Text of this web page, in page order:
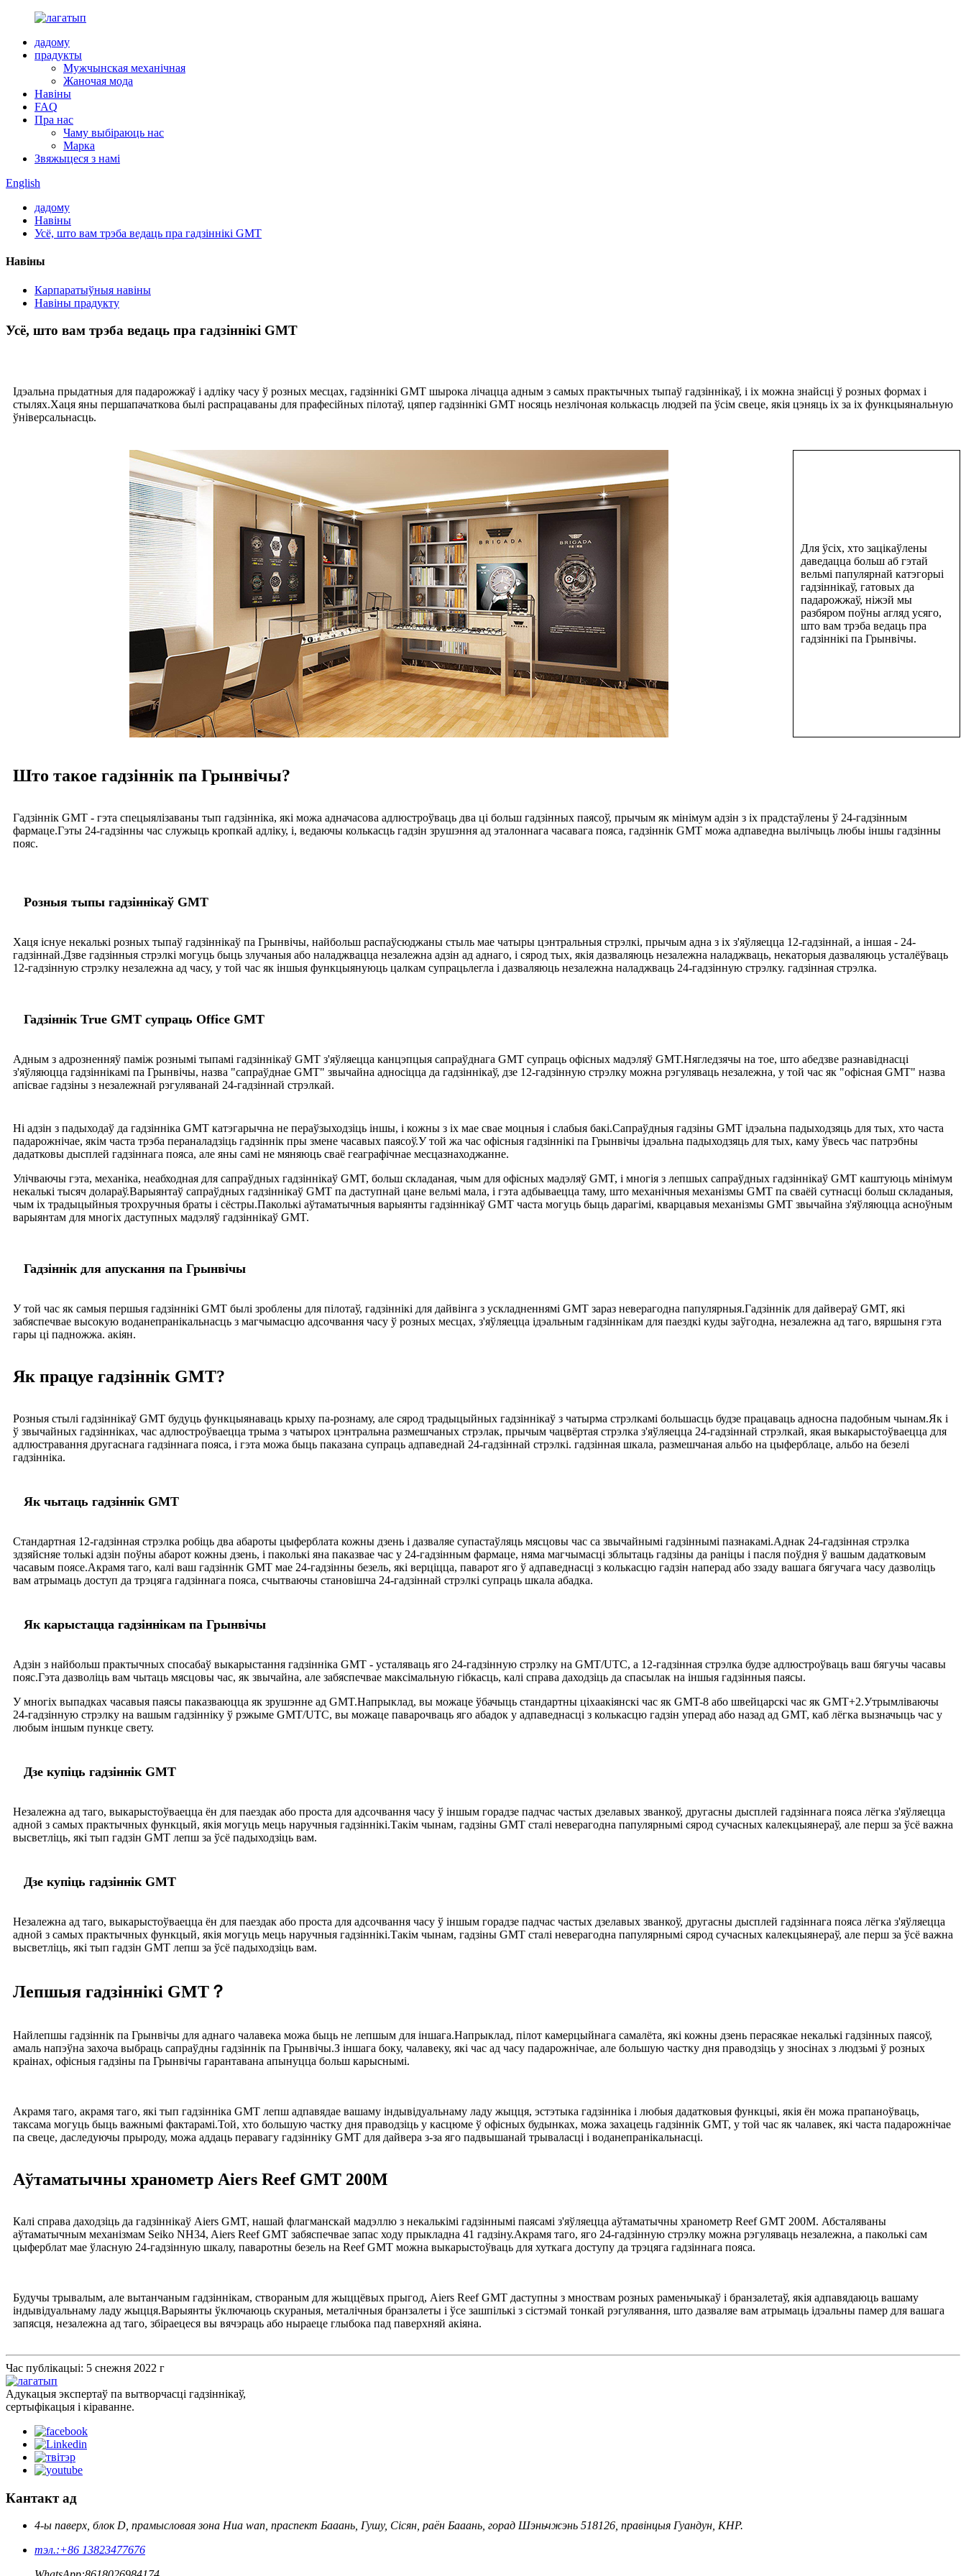
дадому
прадукты
Мужчынская механічная
Жаночая мода
Навіны
FAQ
Пра нас
Чаму выбіраюць нас
Марка
Звяжыцеся з намі
English
дадому
Навіны
Усё, што вам трэба ведаць пра гадзіннікі GMT
Навіны
Карпаратыўныя навіны
Навіны прадукту
Усё, што вам трэба ведаць пра гадзіннікі GMT
Ідэальна прыдатныя для падарожжаў і адліку часу ў розных месцах, гадзіннікі GMT шырока лічацца адным з самых практычных тыпаў гадзіннікаў, і іх можна знайсці ў розных формах і
стылях.Хаця яны першапачаткова былі распрацаваны для прафесійных пілотаў, цяпер гадзіннікі GMT носяць незлічоная колькасць людзей па ўсім свеце, якія цэняць іх за іх функцыянальную
ўніверсальнасць.
Для ўсіх, хто зацікаўлены
даведацца больш аб гэтай
вельмі папулярнай катэгорыі
гадзіннікаў, гатовых да
падарожжаў, ніжэй мы
разбяром поўны агляд усяго,
што вам трэба ведаць пра
гадзіннікі па Грынвічы.
Што такое гадзіннік па Грынвічы?
Гадзіннік GMT - гэта спецыялізаваны тып гадзінніка, які можа адначасова адлюстроўваць два ці больш гадзінных паясоў, прычым як мінімум адзін з іх прадстаўлены ў 24-гадзінным
фармаце.Гэты 24-гадзінны час служыць кропкай адліку, і, ведаючы колькасць гадзін зрушэння ад эталоннага часавага пояса, гадзіннік GMT можа адпаведна вылічыць любы іншы гадзінны
пояс.
Розныя тыпы гадзіннікаў GMT
Хаця існуе некалькі розных тыпаў гадзіннікаў па Грынвічы, найбольш распаўсюджаны стыль мае чатыры цэнтральныя стрэлкі, прычым адна з іх з'яўляецца 12-гадзіннай, а іншая - 24-
гадзіннай.Дзве гадзінныя стрэлкі могуць быць злучаныя або наладжвацца незалежна адзін ад аднаго, і сярод тых, якія дазваляюць незалежна наладжваць, некаторыя дазваляюць усталёўваць
12-гадзінную стрэлку незалежна ад часу, у той час як іншыя функцыянуюць цалкам супрацьлегла і дазваляюць незалежна наладжваць 24-гадзінную стрэлку. гадзінная стрэлка.
Гадзіннік True GMT супраць Office GMT
Адным з адрозненняў паміж рознымі тыпамі гадзіннікаў GMT з'яўляецца канцэпцыя сапраўднага GMT супраць офісных мадэляў GMT.Нягледзячы на ​​тое, што абедзве разнавіднасці
з'яўляюцца гадзіннікамі па Грынвічы, назва "сапраўднае GMT" звычайна адносіцца да гадзіннікаў, дзе 12-гадзінную стрэлку можна рэгуляваць незалежна, у той час як "офісная GMT" назва
апісвае гадзіны з незалежнай рэгуляванай 24-гадзіннай стрэлкай.
Ні адзін з падыходаў да гадзінніка GMT катэгарычна не пераўзыходзіць іншы, і кожны з іх мае свае моцныя і слабыя бакі.Сапраўдныя гадзіны GMT ідэальна падыходзяць для тых, хто часта
падарожнічае, якім часта трэба пераналадзіць гадзіннік пры змене часавых паясоў.У той жа час офісныя гадзіннікі па Грынвічы ідэальна падыходзяць для тых, каму ўвесь час патрэбны
дадатковы дысплей гадзіннага пояса, але яны самі не мяняюць сваё геаграфічнае месцазнаходжанне.
Улічваючы гэта, механіка, неабходная для сапраўдных гадзіннікаў GMT, больш складаная, чым для офісных мадэляў GMT, і многія з лепшых сапраўдных гадзіннікаў GMT каштуюць мінімум
некалькі тысяч долараў.Варыянтаў сапраўдных гадзіннікаў GMT па даступнай цане вельмі мала, і гэта адбываецца таму, што механічныя механізмы GMT па сваёй сутнасці больш складаныя,
чым іх традыцыйныя трохручныя браты і сёстры.Паколькі аўтаматычныя варыянты гадзіннікаў GMT часта могуць быць дарагімі, кварцавыя механізмы GMT звычайна з'яўляюцца асноўным
варыянтам для многіх даступных мадэляў гадзіннікаў GMT.
Гадзіннік для апускання па Грынвічы
У той час як самыя першыя гадзіннікі GMT былі зроблены для пілотаў, гадзіннікі для дайвінга з ускладненнямі GMT зараз неверагодна папулярныя.Гадзіннік для дайвераў GMT, які
забяспечвае высокую воданепранікальнасць з магчымасцю адсочвання часу ў розных месцах, з'яўляецца ідэальным гадзіннікам для паездкі куды заўгодна, незалежна ад таго, вяршыня гэта
гары ці падножжа. акіян.
Як працуе гадзіннік GMT?
Розныя стылі гадзіннікаў GMT будуць функцыянаваць крыху па-рознаму, але сярод традыцыйных гадзіннікаў з чатырма стрэлкамі большасць будзе працаваць адносна падобным чынам.Як і
ў звычайных гадзінніках, час адлюстроўваецца трыма з чатырох цэнтральна размешчаных стрэлак, прычым чацвёртая стрэлка з'яўляецца 24-гадзіннай стрэлкай, якая выкарыстоўваецца для
адлюстравання другаснага гадзіннага пояса, і гэта можа быць паказана супраць адпаведнай 24-гадзіннай стрэлкі. гадзінная шкала, размешчаная альбо на цыферблаце, альбо на безелі
гадзінніка.
Як чытаць гадзіннік GMT
Стандартная 12-гадзінная стрэлка робіць два абароты цыферблата кожны дзень і дазваляе супастаўляць мясцовы час са звычайнымі гадзіннымі пазнакамі.Аднак 24-гадзінная стрэлка
здзяйсняе толькі адзін поўны абарот кожны дзень, і паколькі яна паказвае час у 24-гадзінным фармаце, няма магчымасці зблытаць гадзіны да раніцы і пасля поўдня ў вашым дадатковым
часавым поясе.Акрамя таго, калі ваш гадзіннік GMT мае 24-гадзінны безель, які верціцца, паварот яго ў адпаведнасці з колькасцю гадзін наперад або ззаду вашага бягучага часу дазволіць
вам атрымаць доступ да трэцяга гадзіннага пояса, счытваючы становішча 24-гадзіннай стрэлкі супраць шкала абадка.
Як карыстацца гадзіннікам па Грынвічы
Адзін з найбольш практычных спосабаў выкарыстання гадзінніка GMT - усталяваць яго 24-гадзінную стрэлку на GMT/UTC, а 12-гадзінная стрэлка будзе адлюстроўваць ваш бягучы часавы
пояс.Гэта дазволіць вам чытаць мясцовы час, як звычайна, але забяспечвае максімальную гібкасць, калі справа даходзіць да спасылак на іншыя гадзінныя паясы.
У многіх выпадках часавыя паясы паказваюцца як зрушэнне ад GMT.Напрыклад, вы можаце ўбачыць стандартны ціхаакіянскі час як GMT-8 або швейцарскі час як GMT+2.Утрымліваючы
24-гадзінную стрэлку на вашым гадзінніку ў рэжыме GMT/UTC, вы можаце паварочваць яго абадок у адпаведнасці з колькасцю гадзін уперад або назад ад GMT, каб лёгка вызначыць час у
любым іншым пункце свету.
Дзе купіць гадзіннік GMT
Незалежна ад таго, выкарыстоўваецца ён для паездак або проста для адсочвання часу ў іншым горадзе падчас частых дзелавых званкоў, другасны дысплей гадзіннага пояса лёгка з'яўляецца
адной з самых практычных функцый, якія могуць мець наручныя гадзіннікі.Такім чынам, гадзіны GMT сталі неверагодна папулярнымі сярод сучасных калекцыянераў, але перш за ўсё важна
высветліць, які тып гадзін GMT лепш за ўсё падыходзіць вам.
Дзе купіць гадзіннік GMT
Незалежна ад таго, выкарыстоўваецца ён для паездак або проста для адсочвання часу ў іншым горадзе падчас частых дзелавых званкоў, другасны дысплей гадзіннага пояса лёгка з'яўляецца
адной з самых практычных функцый, якія могуць мець наручныя гадзіннікі.Такім чынам, гадзіны GMT сталі неверагодна папулярнымі сярод сучасных калекцыянераў, але перш за ўсё важна
высветліць, які тып гадзін GMT лепш за ўсё падыходзіць вам.
Лепшыя гадзіннікі GMT？
Найлепшы гадзіннік па Грынвічы для аднаго чалавека можа быць не лепшым для іншага.Напрыклад, пілот камерцыйнага самалёта, які кожны дзень перасякае некалькі гадзінных паясоў,
амаль напэўна захоча выбраць сапраўдны гадзіннік па Грынвічы.З іншага боку, чалавеку, які час ад часу падарожнічае, але большую частку дня праводзіць у зносінах з людзьмі ў розных
краінах, офісныя гадзіны па Грынвічы гарантавана апынуцца больш карыснымі.
Акрамя таго, акрамя таго, які тып гадзінніка GMT лепш адпавядае вашаму індывідуальнаму ладу жыцця, эстэтыка гадзінніка і любыя дадатковыя функцыі, якія ён можа прапаноўваць,
таксама могуць быць важнымі фактарамі.Той, хто большую частку дня праводзіць у касцюме ў офісных будынках, можа захацець гадзіннік GMT, у той час як чалавек, які часта падарожнічае
па свеце, даследуючы прыроду, можа аддаць перавагу гадзінніку GMT для дайвера з-за яго падвышанай трываласці і воданепранікальнасці.
Аўтаматычны хранометр Aiers Reef GMT 200M
Калі справа даходзіць да гадзіннікаў Aiers GMT, нашай флагманскай мадэллю з некалькімі гадзіннымі паясамі з'яўляецца аўтаматычны хранометр Reef GMT 200M. Абсталяваны
аўтаматычным механізмам Seiko NH34, Aiers Reef GMT забяспечвае запас ходу прыкладна 41 гадзіну.Акрамя таго, яго 24-гадзінную стрэлку можна рэгуляваць незалежна, а паколькі сам
цыферблат мае ўласную 24-гадзінную шкалу, паваротны безель на Reef GMT можна выкарыстоўваць для хуткага доступу да трэцяга гадзіннага пояса.
Будучы трывалым, але вытанчаным гадзіннікам, створаным для жыццёвых прыгод, Aiers Reef GMT даступны з мноствам розных раменьчыкаў і бранзалетаў, якія адпавядаюць вашаму
індывідуальнаму ладу жыцця.Варыянты ўключаюць скураныя, металічныя бранзалеты і ўсе зашпількі з сістэмай тонкай рэгулявання, што дазваляе вам атрымаць ідэальны памер для вашага
запясця, незалежна ад таго, збіраецеся вы вячэраць або ныраеце глыбока пад паверхняй акіяна.
Час публікацыі: 5 снежня 2022 г
Адукацыя экспертаў па вытворчасці гадзіннікаў,
сертыфікацыя і кіраванне.
Кантакт ад
4-ы паверх, блок D, прамысловая зона Hua wan, праспект Бааань, Гушу, Сісян, раён Бааань, горад Шэньчжэнь 518126, правінцыя Гуандун, КНР.
тэл.:+86 13823477676